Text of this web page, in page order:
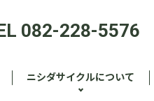
082-228-5576
ニシダサイクルについて